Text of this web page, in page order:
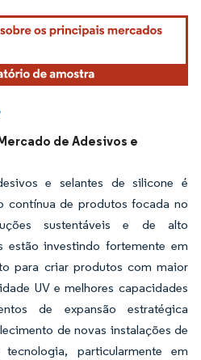
de Adesivos e
e selantes de silicone é
contínua de produtos focada no
sustentáveis e de alto
estão investindo fortemente em
para criar produtos com maior
UV e melhores capacidades
de expansão estratégica
de novas instalações de
particularmente em